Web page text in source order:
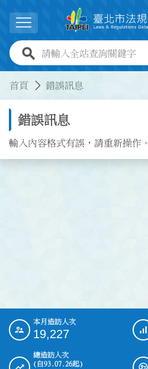
展開選單
全站查詢關鍵字欄位
首頁 錯誤訊息
錯誤訊息
輸入內容格式有誤，請重新操作。
::: 本月造訪人次
19,227
總造訪人次
(自93.07.26起)